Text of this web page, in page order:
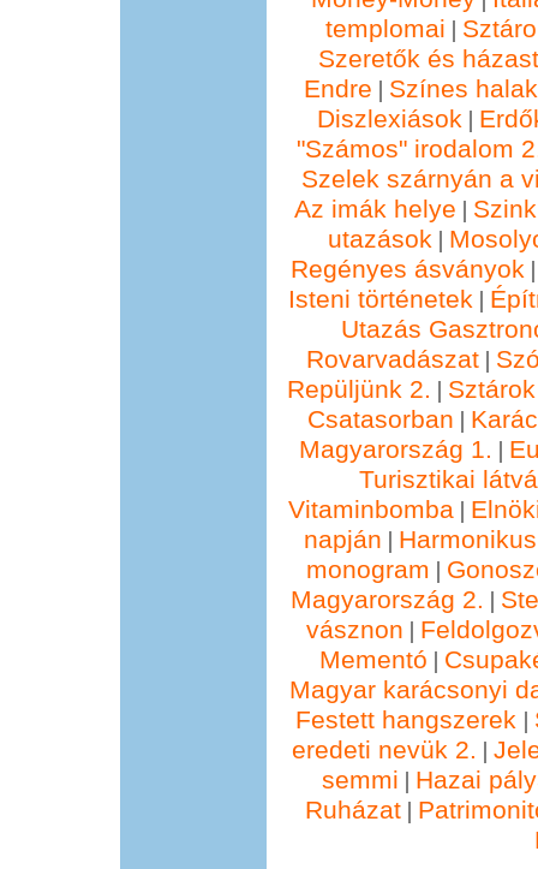
templomai |
Szeretők és
Endre | Színes
Diszlexiások |
"Számos" irodalom
Szelek szárnyán a
Az imák helye |
utazások |
Regényes ásványok
Isteni történetek |
Utazás
Rovarvadászat|
Repüljünk 2. |
Csatasorban |
Magyarország 1. |
Turisztikai
Vitaminbomba|
napján |
monogram |
Magyarország 2. |
vásznon |
Mementó |
Magyar karácsonyi
Festett hangszerek |
eredeti nevük 2. |
semmi | Hazai
Ruházat|